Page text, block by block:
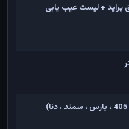
+ لیست عیب یابی